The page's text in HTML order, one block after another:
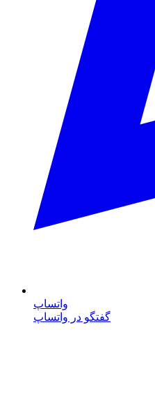
واتساپ
گفتگو در واتساپ